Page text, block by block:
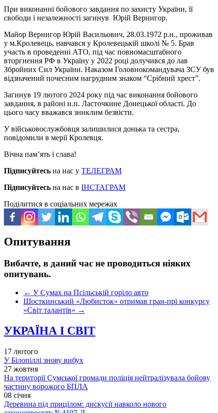
При виконанні бойового завдання по захисту України, її
свободи і незалежності загинув Юрій Вернигор.
Майор Вернигор Юрій Васильович, 28.03.1972 р.н., проживав
у м.Кролевець, навчався у Кролевецькій школі № 5. Брав
участь в проведенні АТО, під час повномасштабного
вторгнення РФ в Україну у 2022 році долучився до лав
Збройних Сил України. Наказом Головнокомандувача ЗСУ був
відзначений почесним нагрудним знаком “Срібний хрест”.
Загинув 19 лютого 2024 року під час виконання бойового
завдання, в районі н.п. Ласточкине Донецької області. До
цього часу вважався зниклим безвісти.
У військовослужбовця залишилися донька та сестра,
повідомили в мерії Кролевця.
Вічна пам’ять і слава!
Підписуйтесь на нас у ТЕЛЕГРАМ
Підписуйтесь на нас в ІНСТАГРАМ
Поділитися в соціальних мережах
Опитування
Вибачте, в даний час не проводиться ніяких
опитувань.
← У Сумах на Псільській горіло авто
Шосткинський «Любисток» отримав гран-прі конкурсу
«Світ талантів» →
УКРАЇНА І СВІТ
17 лютого
У Білопіллі знову вибух
27 жовтня
На території Сумської громади поліція нейтралізувала бойову
частину ворожого БПЛА
08 січня
Деревина під прицілом: дискусії навколо нового